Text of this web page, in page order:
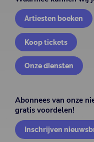
Artiesten boeken
Koop tickets
Onze diensten
Abonnees van onze
gratis voordelen!
Inschrijven